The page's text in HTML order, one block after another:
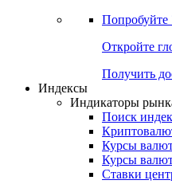
Попробуйте
Откройте
Получить
Индексы
Индикаторы
Поиск
Курсы
Курсы
Ставки